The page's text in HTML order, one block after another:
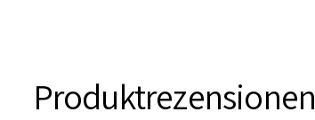
Produktrezensionen